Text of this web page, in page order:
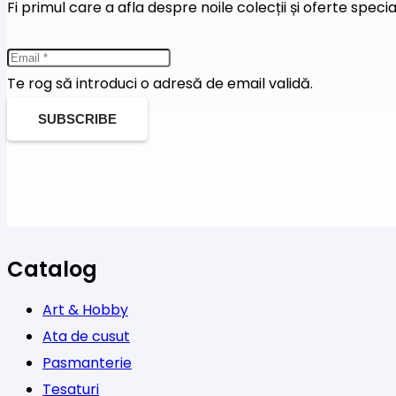
Fi primul care a afla despre noile colecții și oferte
Te rog să introduci o adresă de email validă.
SUBSCRIBE
Catalog
Art & Hobby
Ata de cusut
Pasmanterie
Tesaturi